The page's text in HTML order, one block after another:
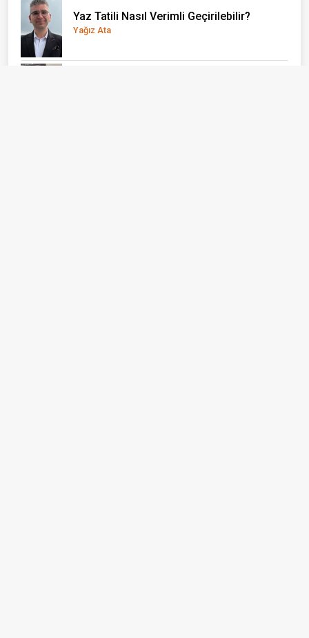
Yaz Tatili Nasıl Verimli Geçirilebilir?
Yağız Ata